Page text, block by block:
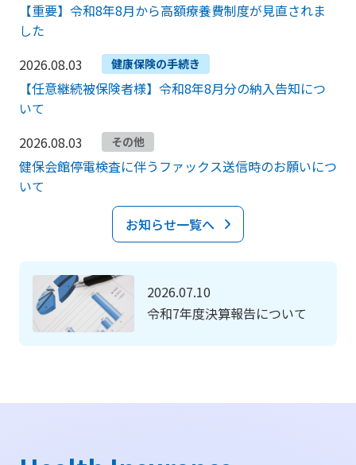
2026.07.10
令和7年度決算報告について
【重要】令和8年8月から高額療養費制度が見直されま
した
2026.08.03
健康保険の手続き
【任意継続被保険者様】令和8年8月分の納入告知につ
いて
2026.08.03
その他
健保会館停電検査に伴うファックス送信時のお願いにつ
いて
お知らせ一覧へ